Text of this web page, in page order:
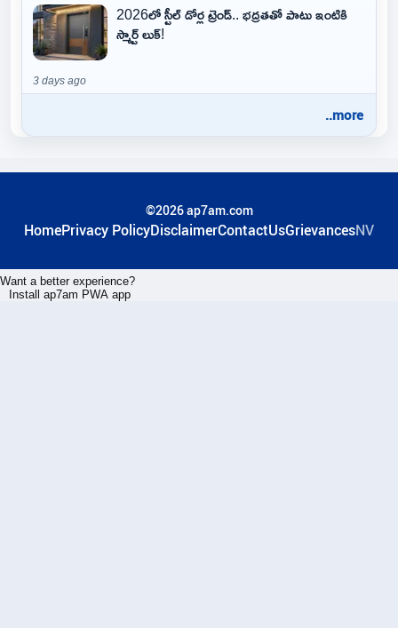
2026లో స్టీల్ డోర్ల ట్రెండ్.. భద్రతతో పాటు ఇంటికి
స్మార్ట్ లుక్!
3 days ago
..more
©2026 ap7am.com
HomePrivacy PolicyDisclaimerContactUsGrievancesNV
Want a better experience?
Install ap7am PWA app